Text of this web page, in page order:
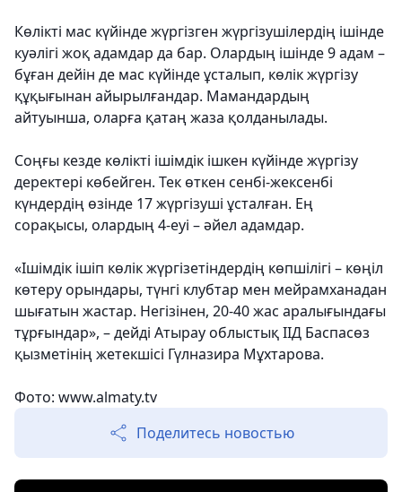
Көлікті мас күйінде жүргізген жүргізушілердің ішінде
куәлігі жоқ адамдар да бар. Олардың ішінде 9 адам –
бұған дейін де мас күйінде ұсталып, көлік жүргізу
құқығынан айырылғандар. Мамандардың
айтуынша, оларға қатаң жаза қолданылады.
Соңғы кезде көлікті ішімдік ішкен күйінде жүргізу
деректері көбейген. Тек өткен сенбі-жексенбі
күндердің өзінде 17 жүргізуші ұсталған. Ең
сорақысы, олардың 4-еуі – әйел адамдар.
«Ішімдік ішіп көлік жүргізетіндердің көпшілігі – көңіл
көтеру орындары, түнгі клубтар мен мейрамханадан
шығатын жастар. Негізінен, 20-40 жас аралығындағы
тұрғындар», – дейді Атырау облыстық ІІД Баспасөз
қызметінің жетекшісі Гүлназира Мұхтарова.
Фото: www.almaty.tv
Поделитесь новостью